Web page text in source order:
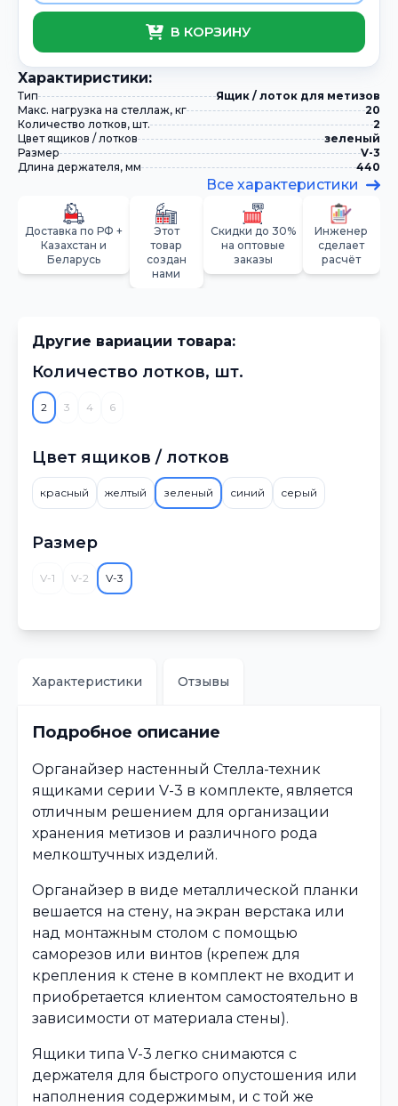
В КОРЗИНУ
Xарактиристики:
Тип
Ящик / лоток для метизов
Макс. нагрузка на стеллаж, кг
20
Количество лотков, шт.
2
Цвет ящиков / лотков
зеленый
Размер
V-3
Длина держателя, мм
440
Все характеристики
Доставка по РФ +
Казахстан и
Беларусь
Этот
товар
создан
нами
Скидки до 30%
на оптовые
заказы
Инженер
сделает
расчёт
Другие вариации товара:
Количество лотков, шт.
2 3 4 6
Цвет ящиков / лотков
красный желтый зеленый синий серый
Размер
V-1 V-2 V-3
Характеристики Отзывы
Подробное описание
Органайзер настенный Стелла-техник
ящиками серии V-3 в комплекте, является
отличным решением для организации
хранения метизов и различного рода
мелкоштучных изделий.
Органайзер в виде металлической планки
вешается на стену, на экран верстака или
над монтажным столом с помощью
саморезов или винтов (крепеж для
крепления к стене в комплект не входит и
приобретается клиентом самостоятельно в
зависимости от материала стены).
Ящики типа V-3 легко снимаются с
держателя для быстрого опустошения или
наполнения содержимым, и с той же